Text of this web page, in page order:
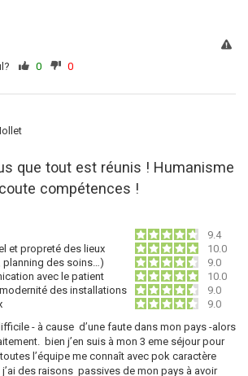
0 0
que tout est réunis ! Humanisme
compétences !
9.4
et propreté des lieux
10.0
planning des soins…)
9.0
avec le patient
10.0
des installations
9.0
9.0
- à cause d’une faute dans mon pays -alors
bien j’en suis à mon 3 eme séjour pour
l’équipe me connaît avec pok caractère
des raisons passives de mon pays à avoir